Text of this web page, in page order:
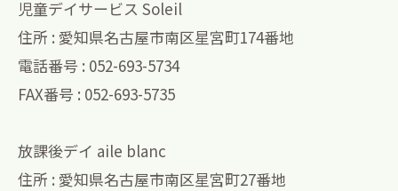
児童デイサービス Soleil
住所 : 愛知県名古屋市南区星宮町174番地
電話番号 : 052-693-5734
FAX番号 : 052-693-5735
放課後デイ aile blanc
住所 : 愛知県名古屋市南区星宮町27番地